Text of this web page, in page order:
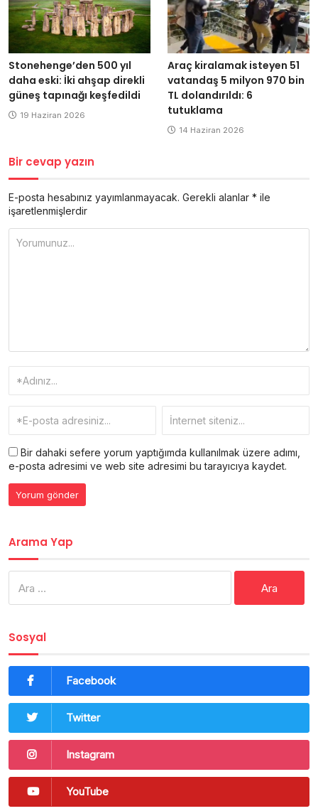
Stonehenge’den 500 yıl
daha eski: İki ahşap direkli
güneş tapınağı keşfedildi
19 Haziran 2026
Araç kiralamak isteyen 51
vatandaş 5 milyon 970 bin
TL dolandırıldı: 6
tutuklama
14 Haziran 2026
Bir cevap yazın
E-posta hesabınız yayımlanmayacak. Gerekli alanlar * ile
işaretlenmişlerdir
Bir dahaki sefere yorum yaptığımda kullanılmak üzere adımı,
e-posta adresimi ve web site adresimi bu tarayıcıya kaydet.
Arama Yap
Sosyal
Facebook
Twitter
Instagram
YouTube